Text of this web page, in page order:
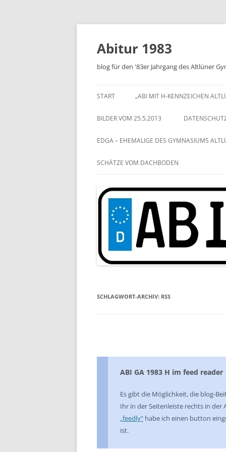
Zum
springen
Abitur 1983
blog für den '83er Jahrgang des Altlüner
START „ABI MIT H-KENNZEICHEN
BILDER VOM 25.5.2013
EDGA – EHEMALIGE DES GYMNASIUMS
SCHÄTZE VOM DACHBODEN
SCHLAGWORT-ARCHIV: RSS
ABI GA 1983 H im feed reader
Es gibt die Möglichkeit, die blog-
Ihr in der Seitenleiste rechts in der
„feedly“ habe ich einen button
ist.